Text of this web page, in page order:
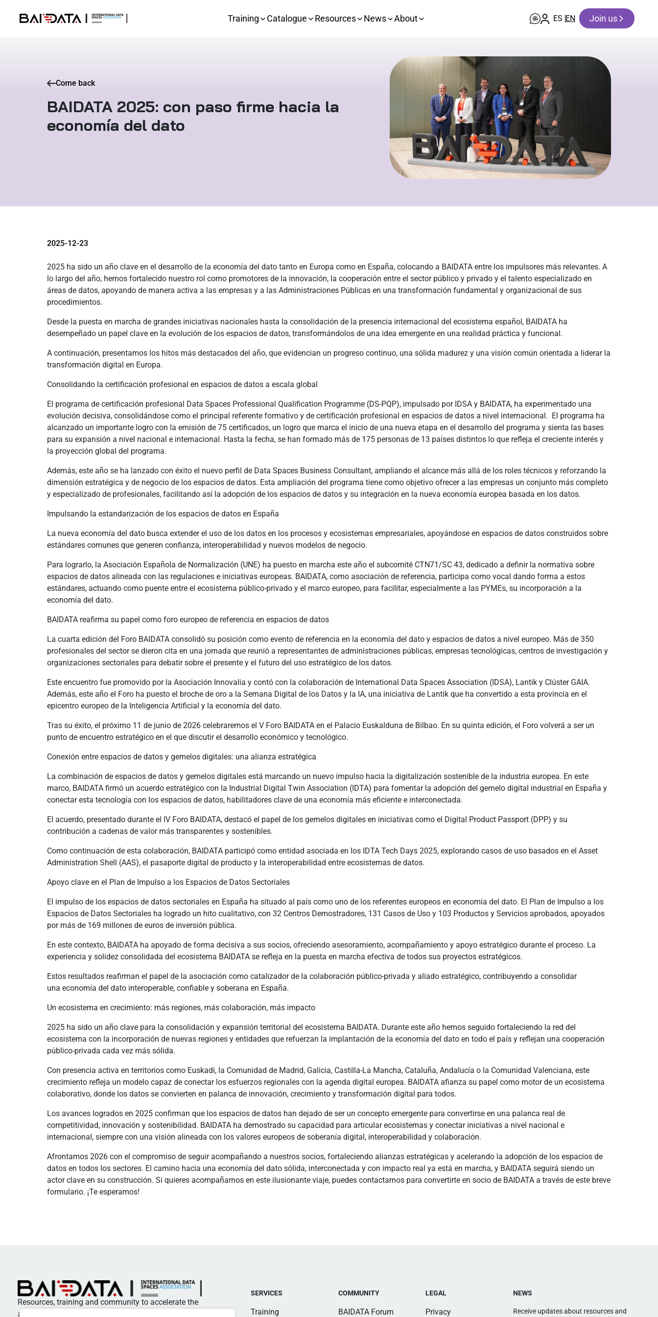
Training Catalogue Resources News About ES EN Join us
Come back
BAIDATA 2025: con paso firme hacia la
economía del dato
2025-12-23
2025 ha sido un año clave en el desarrollo de la economía del dato tanto en Europa como en España, colocando a BAIDATA entre los impulsores más relevantes. A
lo largo del año, hemos fortalecido nuestro rol como promotores de la innovación, la cooperación entre el sector público y privado y el talento especializado en
áreas de datos, apoyando de manera activa a las empresas y a las Administraciones Públicas en una transformación fundamental y organizacional de sus
procedimientos.
Desde la puesta en marcha de grandes iniciativas nacionales hasta la consolidación de la presencia internacional del ecosistema español, BAIDATA ha
desempeñado un papel clave en la evolución de los espacios de datos, transformándolos de una idea emergente en una realidad práctica y funcional.
A continuación, presentamos los hitos más destacados del año, que evidencian un progreso continuo, una sólida madurez y una visión común orientada a liderar la
transformación digital en Europa.
Consolidando la certificación profesional en espacios de datos a escala global
El programa de certificación profesional Data Spaces Professional Qualification Programme (DS-PQP), impulsado por IDSA y BAIDATA, ha experimentado una
evolución decisiva, consolidándose como el principal referente formativo y de certificación profesional en espacios de datos a nivel internacional. El programa ha
alcanzado un importante logro con la emisión de 75 certificados, un logro que marca el inicio de una nueva etapa en el desarrollo del programa y sienta las bases
para su expansión a nivel nacional e internacional. Hasta la fecha, se han formado más de 175 personas de 13 países distintos lo que refleja el creciente interés y
la proyección global del programa.
Además, este año se ha lanzado con éxito el nuevo perfil de Data Spaces Business Consultant, ampliando el alcance más allá de los roles técnicos y reforzando la
dimensión estratégica y de negocio de los espacios de datos. Esta ampliación del programa tiene como objetivo ofrecer a las empresas un conjunto más completo
y especializado de profesionales, facilitando así la adopción de los espacios de datos y su integración en la nueva economía europea basada en los datos.
Impulsando la estandarización de los espacios de datos en España
La nueva economía del dato busca extender el uso de los datos en los procesos y ecosistemas empresariales, apoyándose en espacios de datos construidos sobre
estándares comunes que generen confianza, interoperabilidad y nuevos modelos de negocio.
Para lograrlo, la Asociación Española de Normalización (UNE) ha puesto en marcha este año el subcomité CTN71/SC 43, dedicado a definir la normativa sobre
espacios de datos alineada con las regulaciones e iniciativas europeas. BAIDATA, como asociación de referencia, participa como vocal dando forma a estos
estándares, actuando como puente entre el ecosistema público‑privado y el marco europeo, para facilitar, especialmente a las PYMEs, su incorporación a la
economía del dato.
BAIDATA reafirma su papel como foro europeo de referencia en espacios de datos
La cuarta edición del Foro BAIDATA consolidó su posición como evento de referencia en la economía del dato y espacios de datos a nivel europeo. Más de 350
profesionales del sector se dieron cita en una jornada que reunió a representantes de administraciones públicas, empresas tecnológicas, centros de investigación y
organizaciones sectoriales para debatir sobre el presente y el futuro del uso estratégico de los datos.
Este encuentro fue promovido por la Asociación Innovalia y contó con la colaboración de International Data Spaces Association (IDSA), Lantik y Clúster GAIA.
Además, este año el Foro ha puesto el broche de oro a la Semana Digital de los Datos y la IA, una iniciativa de Lantik que ha convertido a esta provincia en el
epicentro europeo de la Inteligencia Artificial y la economía del dato.
Tras su éxito, el próximo 11 de junio de 2026 celebraremos el V Foro BAIDATA en el Palacio Euskalduna de Bilbao. En su quinta edición, el Foro volverá a ser un
punto de encuentro estratégico en el que discutir el desarrollo económico y tecnológico.
Conexión entre espacios de datos y gemelos digitales: una alianza estratégica
La combinación de espacios de datos y gemelos digitales está marcando un nuevo impulso hacia la digitalización sostenible de la industria europea. En este
marco, BAIDATA firmó un acuerdo estratégico con la Industrial Digital Twin Association (IDTA) para fomentar la adopción del gemelo digital industrial en España y
conectar esta tecnología con los espacios de datos, habilitadores clave de una economía más eficiente e interconectada.
El acuerdo, presentado durante el IV Foro BAIDATA, destacó el papel de los gemelos digitales en iniciativas como el Digital Product Passport (DPP) y su
contribución a cadenas de valor más transparentes y sostenibles.
Como continuación de esta colaboración, BAIDATA participó como entidad asociada en los IDTA Tech Days 2025, explorando casos de uso basados en el Asset
Administration Shell (AAS), el pasaporte digital de producto y la interoperabilidad entre ecosistemas de datos.
Apoyo clave en el Plan de Impulso a los Espacios de Datos Sectoriales
El impulso de los espacios de datos sectoriales en España ha situado al país como uno de los referentes europeos en economía del dato. El Plan de Impulso a los
Espacios de Datos Sectoriales ha logrado un hito cualitativo, con 32 Centros Demostradores, 131 Casos de Uso y 103 Productos y Servicios aprobados, apoyados
por más de 169 millones de euros de inversión pública.
En este contexto, BAIDATA ha apoyado de forma decisiva a sus socios, ofreciendo asesoramiento, acompañamiento y apoyo estratégico durante el proceso. La
experiencia y solidez consolidada del ecosistema BAIDATA se refleja en la puesta en marcha efectiva de todos sus proyectos estratégicos.
Estos resultados reafirman el papel de la asociación como catalizador de la colaboración público‑privada y aliado estratégico, contribuyendo a consolidar
una economía del dato interoperable, confiable y soberana en España.
Un ecosistema en crecimiento: más regiones, más colaboración, más impacto
2025 ha sido un año clave para la consolidación y expansión territorial del ecosistema BAIDATA. Durante este año hemos seguido fortaleciendo la red del
ecosistema con la incorporación de nuevas regiones y entidades que refuerzan la implantación de la economía del dato en todo el país y reflejan una cooperación
público-privada cada vez más sólida.
Con presencia activa en territorios como Euskadi, la Comunidad de Madrid, Galicia, Castilla-La Mancha, Cataluña, Andalucía o la Comunidad Valenciana, este
crecimiento refleja un modelo capaz de conectar los esfuerzos regionales con la agenda digital europea. BAIDATA afianza su papel como motor de un ecosistema
colaborativo, donde los datos se convierten en palanca de innovación, crecimiento y transformación digital para todos.
Los avances logrados en 2025 confirman que los espacios de datos han dejado de ser un concepto emergente para convertirse en una palanca real de
competitividad, innovación y sostenibilidad. BAIDATA ha demostrado su capacidad para articular ecosistemas y conectar iniciativas a nivel nacional e
internacional, siempre con una visión alineada con los valores europeos de soberanía digital, interoperabilidad y colaboración.
Afrontamos 2026 con el compromiso de seguir acompañando a nuestros socios, fortaleciendo alianzas estratégicas y acelerando la adopción de los espacios de
datos en todos los sectores. El camino hacia una economía del dato sólida, interconectada y con impacto real ya está en marcha, y BAIDATA seguirá siendo un
actor clave en su construcción. Si quieres acompañarnos en este ilusionante viaje, puedes contactarnos para convertirte en socio de BAIDATA a través de este breve
formulario. ¡Te esperamos!
Resources, training and community to accelerate the
adoption of standards and best practices in data
SERVICES
Training
COMMUNITY
BAIDATA Forum
LEGAL
Privacy
NEWS
Receive updates about resources and